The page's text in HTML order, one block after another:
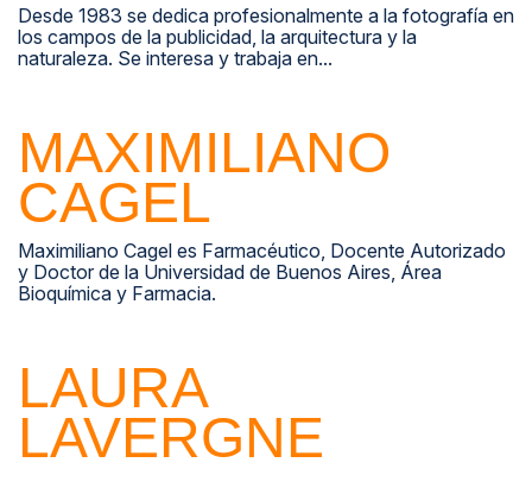
Desde 1983 se dedica profesionalmente a la fotografía en
los campos de la publicidad, la arquitectura y la
naturaleza. Se interesa y trabaja en...
MAXIMILIANO
CAGEL
Maximiliano Cagel es Farmacéutico, Docente Autorizado
y Doctor de la Universidad de Buenos Aires, Área
Bioquímica y Farmacia.
LAURA
LAVERGNE